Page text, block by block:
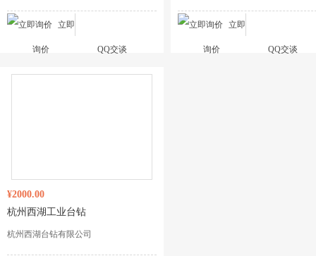
立即
询价 QQ交谈
立即
询价 QQ交谈
¥2000.00
杭州西湖工业台钻
杭州西湖台钻有限公司